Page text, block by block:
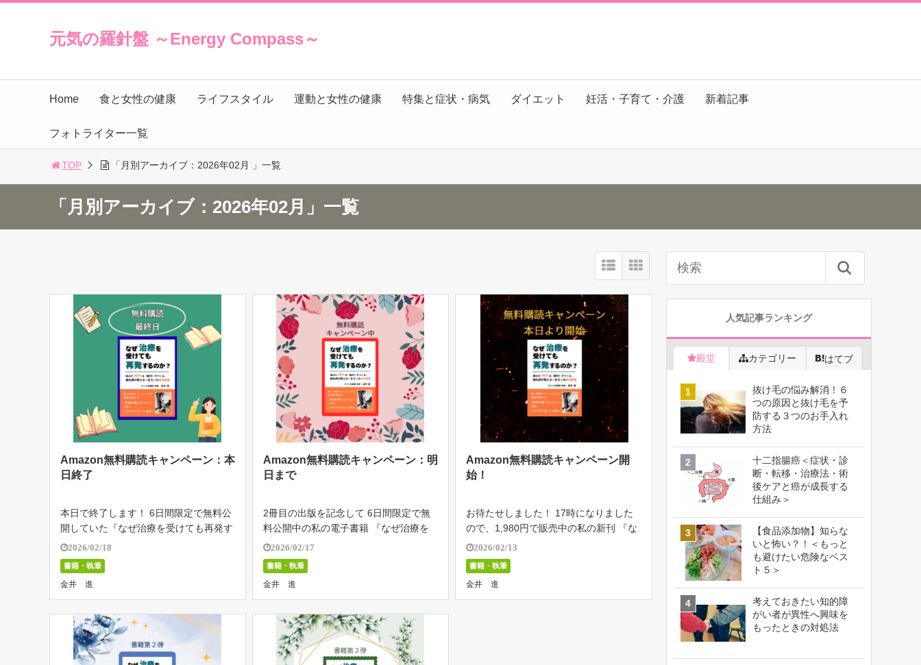
元気の羅針盤 ～Energy Compass～
Home 食と女性の健康 ライフスタイル 運動と女性の健康 特集と症状・病気 ダイエット 妊活・子育て・介護 新着記事
フォトライター一覧
TOP 「月別アーカイブ：2026年02月 」一覧
「月別アーカイブ：2026年02月」一覧
Amazon無料購読キャンペーン：本
日終了
本日で終了します！ 6日間限定で無料公
開していた『なぜ治療を受けても再発す
るのか？』 想像以上に多くの方にダウ
ンロードしていただきました。 受け取
ってくださったみなさまありがとうござ
います！ 私の書籍がお役に立てばうれ
し […]
2026/02/18
書籍・執筆
金井 進
Amazon無料購読キャンペーン：明
日まで
2冊目の出版を記念して 6日間限定で無
料公開中の私の電子書籍 『なぜ治療を
受けても再発するのか？』が Amazonラ
ンキングの４部門で ①リハビリテーシ
ョン医学 ②医学・薬学 ③家庭医学・
健康 ④伝統医学・東洋医学１位を […]
2026/02/17
書籍・執筆
金井 進
Amazon無料購読キャンペーン開
始！
お待たせしました！ 17時になりました
ので、1,980円で販売中の私の新刊 『な
ぜ治療を受けても再発するのか？』を6
日間限定で無料公開します。 受け取り
方はとっても簡単！ ①本文に書いてあ
るURLをクリックしてAmazo […]
2026/02/13
書籍・執筆
金井 進
人気記事ランキング
殿堂 カテゴリー はてブ
抜け毛の悩み解消！６
つの原因と抜け毛を予
防する３つのお手入れ
方法
十二指腸癌＜症状・診
断・転移・治療法・術
後ケアと癌が成長する
仕組み＞
【食品添加物】知らな
いと怖い？！＜もっと
も避けたい危険なベス
ト５＞
考えておきたい知的障
がい者が異性へ興味を
もったときの対処法